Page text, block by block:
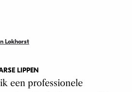
Lokhorst
LIPPEN
een professionele